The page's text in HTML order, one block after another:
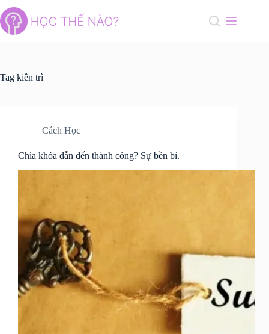
to
content
Tag kiên trì
Cách Học
Chìa khóa dẫn đến thành công? Sự bền bỉ.